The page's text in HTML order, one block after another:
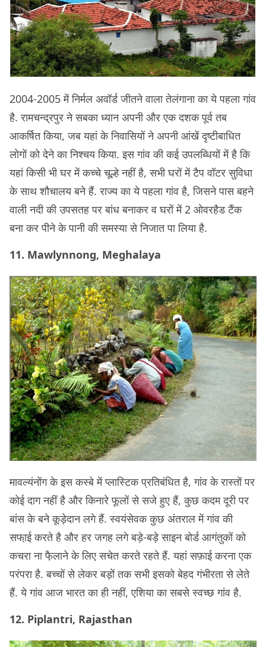
2004-2005 में निर्मल अवॉर्ड जीतने वाला तेलंगाना का ये पहला गांव
है. रामचन्द्रपुर ने सबका ध्यान अपनी और एक दशक पूर्व तब
आकर्षित किया, जब यहां के निवासियों ने अपनी आंखें दृष्टीबाधित
लोगों को देने का निश्चय किया. इस गांव की कई उपलब्धियों में है कि
यहां किसी भी घर में कच्चे चूल्हे नहीं है, सभी घरों में टैप वॉटर सुविधा
के साथ शौचालय बने हैं. राज्य का ये पहला गांव है, जिसने पास बहने
वाली नदी की उपसतह पर बांध बनाकर व घरों में 2 ओवरहैड टैंक
बना कर पीने के पानी की समस्या से निजात पा लिया है.
11. Mawlynnong, Meghalaya
मावल्यंनोंग के इस कस्बे में प्लास्टिक प्रतिबंधित है, गांव के रास्तों पर
कोई दाग नहीं है और किनारे फूलों से सजे हुए हैं, कुछ कदम दूरी पर
बांस के बने कूड़ेदान लगे हैं. स्वयंसेवक कुछ अंतराल में गांव की
सफा़ई करते है और हर जगह लगे बड़े-बड़े साइन बोर्ड आगंतुकों को
कचरा ना फै़लाने के लिए सचेत करते रहते हैं. यहां सफ़ाई करना एक
परंपरा है. बच्चों से लेकर बड़ों तक सभी इसको बेहद गंभीरता से लेते
हैं. ये गांव आज भारत का ही नहीं, एशिया का सबसे स्वच्छ गांव है.
12. Piplantri, Rajasthan